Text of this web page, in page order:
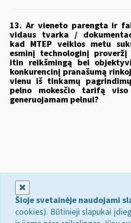
13. Ar vieneto parengta ir
vidaus tvarka /
kad MTEP veiklos metu
esminį technologinį
itin reikšmingą bei
konkurencinį pranašumą
vienu iš tinkamų
pelno mokesčio tarifą
generuojamam pelnui?
Šioje svetainėje naudojami
cookies). Būtinieji slapukai